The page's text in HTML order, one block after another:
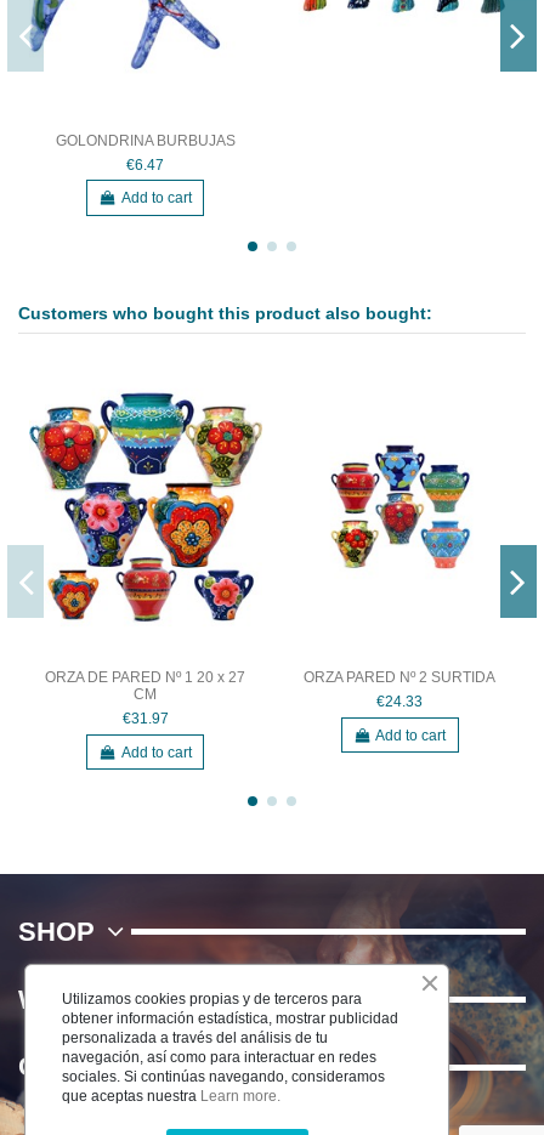
GOLONDRINA BURBUJAS
€6.47
Add to cart
Customers who bought this product also bought:
ORZA DE PARED Nº 1 20 x 27
CM
€31.97
Add to cart
ORZA PARED Nº 2 SURTIDA
€24.33
Add to cart
SHOP
WE
Contact us
Utilizamos cookies propias y de terceros para
obtener información estadística, mostrar publicidad
personalizada a través del análisis de tu
navegación, así como para interactuar en redes
sociales. Si continúas navegando, consideramos
que aceptas nuestra Learn more.